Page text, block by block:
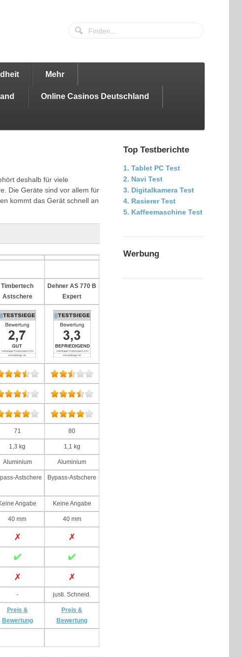
Mehr
Online Casinos Deutschland
deshalb für viele
Die Geräte sind vor allem für
kommt das Gerät schnell an
Timbertech
Astschere
Dehner AS 770 B
Expert
71 80
1,3 kg 1,1 kg
Aluminium Aluminium
Astschere Bypass-Astschere
Angabe Keine Angabe
40 mm 40 mm
- justi. Schneid.
Preis &
Bewertung
Preis &
Bewertung
Top Testberichte
1. Tablet PC Test
2. Navi Test
3. Digitalkamera Test
4. Rasierer Test
5. Kaffeemaschine Test
Werbung